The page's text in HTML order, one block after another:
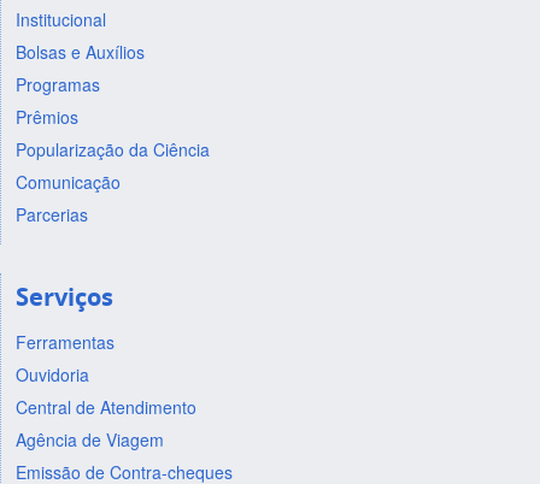
Institucional
Bolsas e Auxílios
Programas
Prêmios
Popularização da Ciência
Comunicação
Parcerias
Serviços
Ferramentas
Ouvidoria
Central de Atendimento
Agência de Viagem
Emissão de Contra-cheques